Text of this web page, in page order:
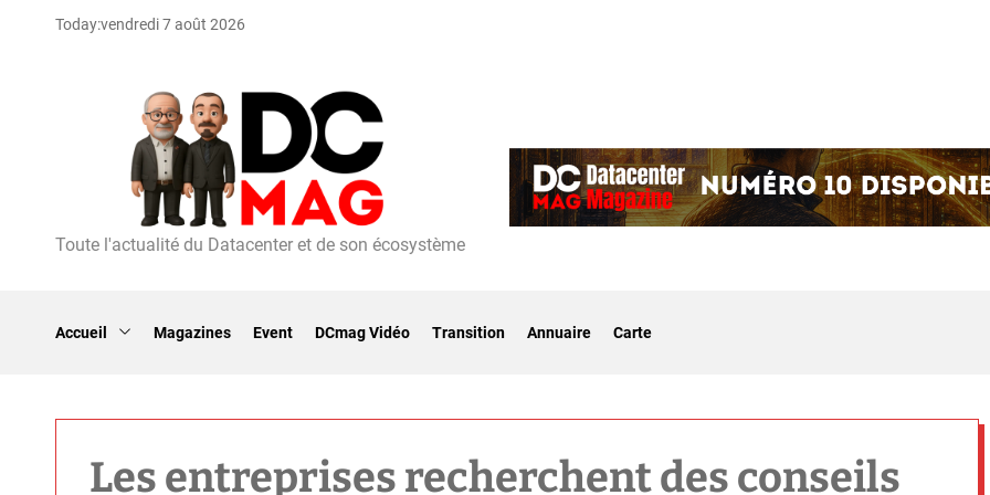
Today:vendredi 7 août 2026
D
Toute l'actualité du Datacenter et de son écosystème
Accueil Magazines Event DCmag Vidéo Transition Annuaire Carte
Les entreprises recherchent des conseils